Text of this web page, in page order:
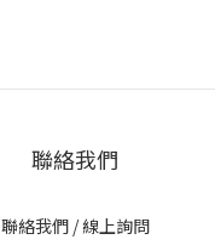
聯絡我們
聯絡我們 / 線上詢問